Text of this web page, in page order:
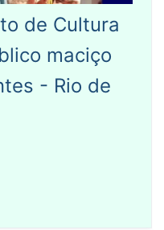
de Cultura
maciço
- Rio de